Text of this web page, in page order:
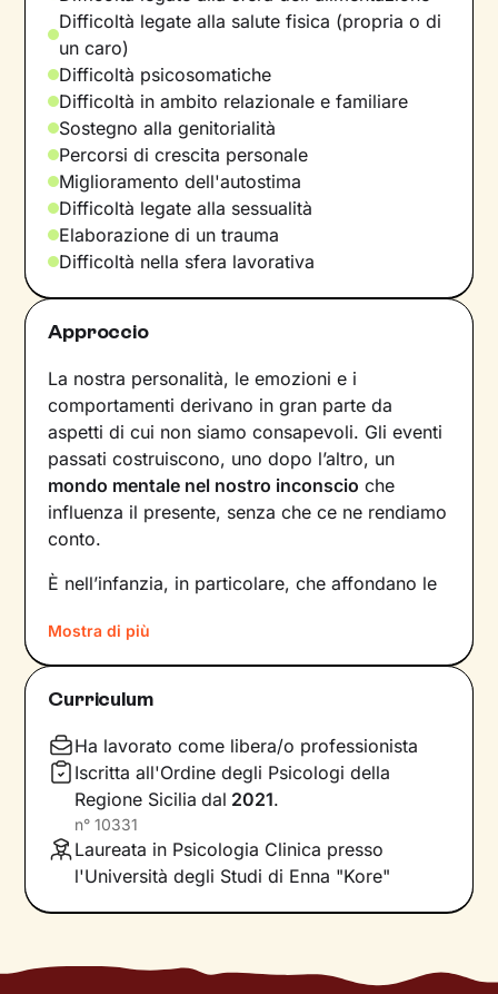
Difficoltà legate alla salute fisica (propria o di
un caro)
Difficoltà psicosomatiche
Difficoltà in ambito relazionale e familiare
Sostegno alla genitorialità
Percorsi di crescita personale
Miglioramento dell'autostima
Difficoltà legate alla sessualità
Elaborazione di un trauma
Difficoltà nella sfera lavorativa
Approccio
La nostra personalità, le emozioni e i
comportamenti derivano in gran parte da
aspetti di cui non siamo consapevoli. Gli eventi
passati costruiscono, uno dopo l’altro, un
mondo mentale nel nostro inconscio che
influenza il presente, senza che ce ne rendiamo
conto.
È nell’infanzia, in particolare, che affondano le
e agire: leesperienze vissute in famiglia
infatti, vengono apprese, memorizzate e
riproposte nelle relazioni successive.
che in età adulta si attivano in maniera
automatica - è la chiave per innescare il
cambiamento.
Conoscere noi stessi significaportare alla luce
ciò che per tanto tempo è rimasto dietro le
quinte: raggiungere questo tipo di
consapevolezza è il primo passo necessario
con maggiore serenità.
Mostra di più
Curriculum
Ha lavorato come libera/o professionista
Iscritta all'Ordine degli Psicologi della
Regione Sicilia dal 2021.
n° 10331
Laureata in Psicologia Clinica presso
l'Università degli Studi di Enna "Kore"